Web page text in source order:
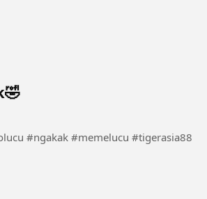
idnfy.me/biarrame #videolucu #ngakak #memelucu #tigerasia88